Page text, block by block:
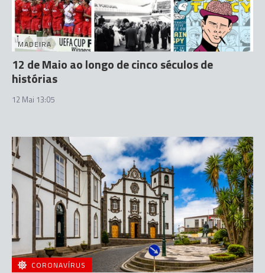
MADEIRA
12 de Maio ao longo de cinco séculos de
histórias
12 Mai 13:05
CORONAVÍRUS